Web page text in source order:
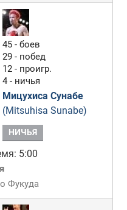
45 - боев
29 - побед
12 - проигр.
4 - ничья
Мицухиса Сунабе
(Mitsuhisa Sunabe)
НИЧЬЯ
5:00
Фукуда